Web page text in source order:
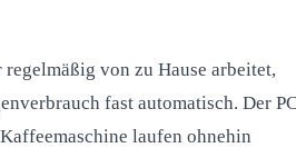
regelmäßig von zu Hause arbeitet,
fast automatisch. Der
laufen ohnehin